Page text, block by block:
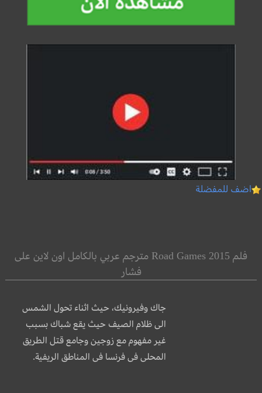
اضف للمفضلة
فلم Road Games 2015 مترجم عربي بالكامل اون لاين على
فشار
جاك وفيرونيك، حيث اثناء تحول الشمس
الى ظلام الصيف حيث يقع شباك بسبب
غير مفهوم مع زوجين وجامع قتل الطريق
المحلى فى فرنسا فى المناطق الريفية.